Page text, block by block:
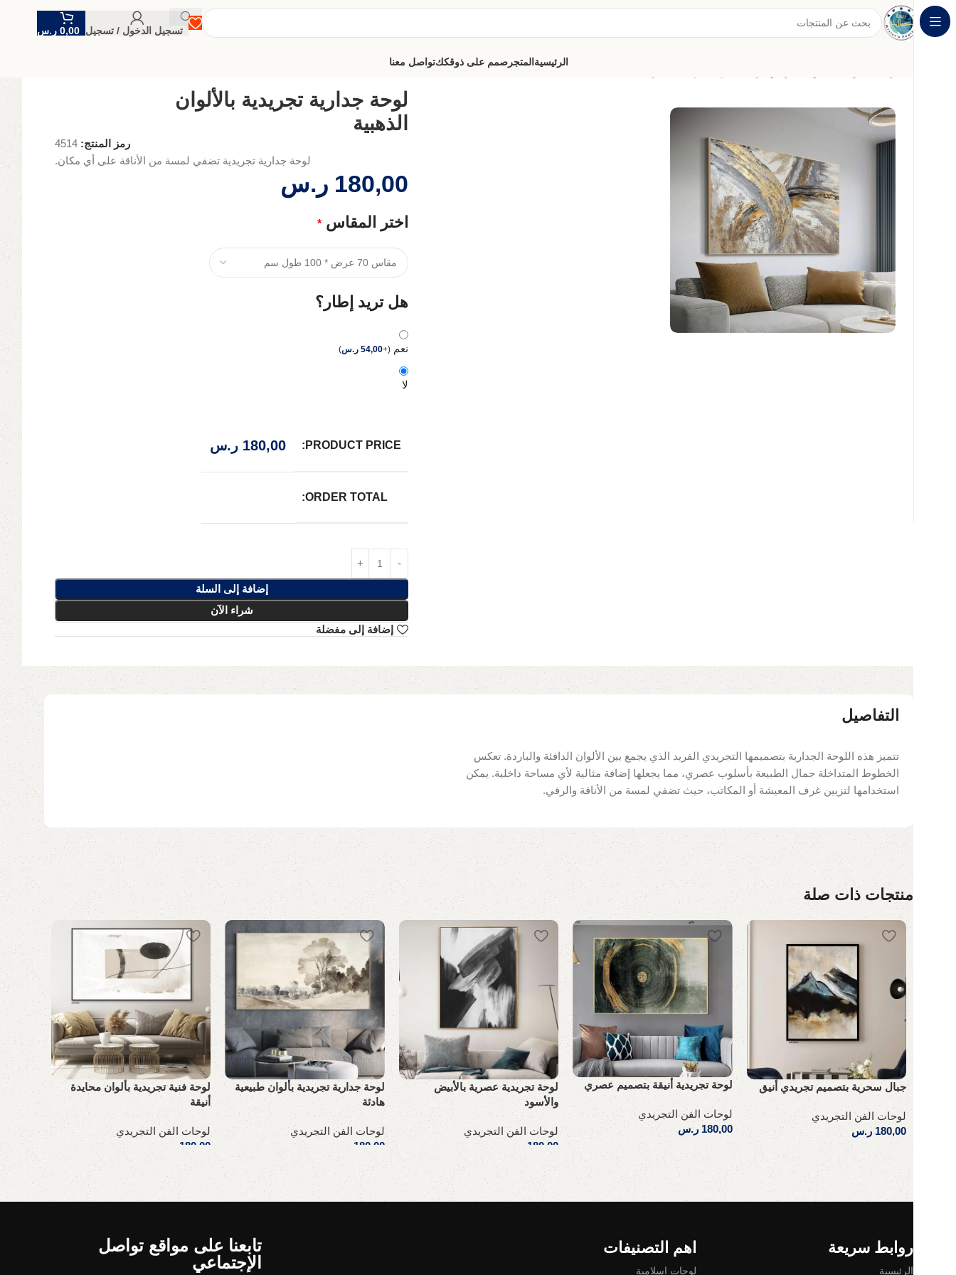
تسجيل الدخول / تسجيل 0,00 ر.س
الرئيسيةالمتجر صمم على ذوقككتواصل معنا
لوحة جدارية تجريدية بالألوان
الذهبية
رمز المنتج: 4514
لوحة جدارية تجريدية تضفي لمسة من الأناقة على أي مكان.
180,00 ر.س
اختر المقاس *
هل تريد إطار؟
نعم (
+
54,00 ر.س)
لا
PRODUCT PRICE:
180,00 ر.س
ORDER TOTAL:
إضافة إلى السلة
شراء الآن
إضافة إلى مفضلة
التفاصيل
تتميز هذه اللوحة الجدارية بتصميمها التجريدي الفريد الذي يجمع بين الألوان الدافئة والباردة. تعكس
الخطوط المتداخلة جمال الطبيعة بأسلوب عصري، مما يجعلها إضافة مثالية لأي مساحة داخلية. يمكن
استخدامها لتزيين غرف المعيشة أو المكاتب، حيث تضفي لمسة من الأناقة والرقي.
منتجات ذات صلة
جبال سحرية بتصميم تجريدي أنيق
لوحات الفن التجريدي
180,00 ر.س
إضافة إلى السلة
لوحة تجريدية أنيقة بتصميم عصري
لوحات الفن التجريدي
180,00 ر.س
إضافة إلى السلة
لوحة تجريدية عصرية بالأبيض
والأسود
لوحات الفن التجريدي
180,00
ر.س
إضافة إلى السلة
لوحة جدارية تجريدية بألوان طبيعية
هادئة
لوحات الفن التجريدي
180,00 ر.س
إضافة إلى السلة
لوحة فنية تجريدية بألوان محايدة
أنيقة
لوحات الفن التجريدي
180,00
ر.س
إضافة إلى السلة
لوحة
لوحات
180,00
إضافة
Read More
روابط سريعة
الرئيسية
اهم التصنيفات
لوحات إسلامية
تابعنا على مواقع تواصل
الإجتماعي